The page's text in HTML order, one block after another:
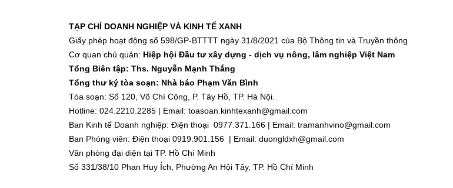
TẠP CHÍ DOANH NGHIỆP VÀ KINH TẾ XANH
Giấy phép hoạt động số 598/GP-BTTTT ngày 31/8/2021 của Bộ Thông tin và Truyền thông
Cơ quan chủ quản: Hiệp hội Đầu tư xây dựng - dịch vụ nông, lâm nghiệp Việt Nam
Tổng Biên tập: Ths. Nguyễn Mạnh Thắng
Tổng thư ký tòa soạn: Nhà báo Phạm Văn Bình
Tòa soạn: Số 120, Võ Chí Công, P. Tây Hồ, TP. Hà Nội.
Hotline: 024.2210.2285 | Email: toasoan.kinhtexanh@gmail.com
Ban Kinh tế Doanh nghiệp: Điện thoại 0977.371.166 | Email: tramanhvino@gmail.com
Ban Phóng viên: Điện thoại 0919.901.156 | Email: duongldxh@gmail.com
Văn phòng đại diện tại TP. Hồ Chí Minh
Số 331/38/10 Phan Huy Ích, Phường An Hội Tây, TP. Hồ Chí Minh